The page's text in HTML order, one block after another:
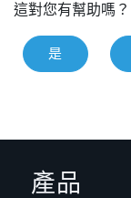
這對您有幫助嗎？
是
產品